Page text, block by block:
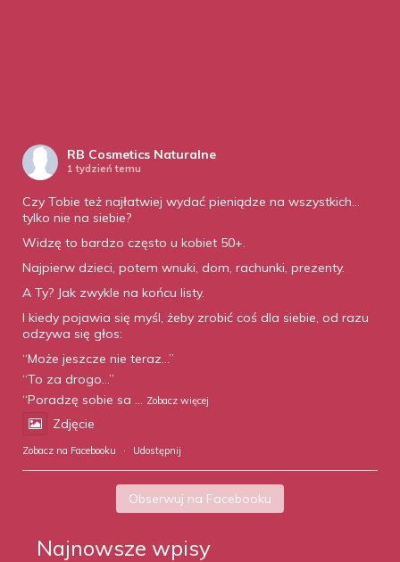
RB Cosmetics Naturalne
1 tydzień temu
Czy Tobie też najłatwiej wydać pieniądze na wszystkich…
tylko nie na siebie?
Widzę to bardzo często u kobiet 50+.
Najpierw dzieci, potem wnuki, dom, rachunki, prezenty.
A Ty? Jak zwykle na końcu listy.
I kiedy pojawia się myśl, żeby zrobić coś dla siebie, od razu
odzywa się głos:
“Może jeszcze nie teraz…”
“To za drogo…”
“Poradzę sobie sa ... Zobacz więcej
Zdjęcie
Zobacz na Facebooku · Udostępnij
Obserwuj na Facebooku
Najnowsze wpisy